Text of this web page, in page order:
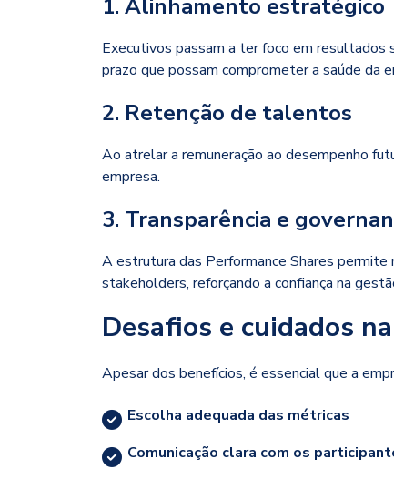
1. Alinhamento estratégico
Executivos passam a ter foco em
prazo que possam comprometer a saúde da
2. Retenção de talentos
Ao atrelar a remuneração ao desempenho
empresa.
3. Transparência e
A estrutura das Performance Shares permite
stakeholders, reforçando a confiança na
Desafios e cuidados
Apesar dos benefícios, é essencial que a
Escolha adequada das métricas
Comunicação clara com os